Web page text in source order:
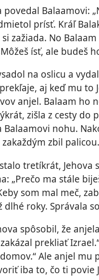
povedal Balaamovi:
prísť. Kráľ
zažiada. No
ísť, ale budeš
na oslicu a
aj keď mu to
anjel. Balaam ho
zišla z cesty do
Balaamovi nohu.
zbil palicou.
tretíkrát, Jehova
„Prečo ma stále
som mal meč,
dlhé roky. Správala
spôsobil, že
prekliať
Ale anjel mu
iba to, čo ti povie